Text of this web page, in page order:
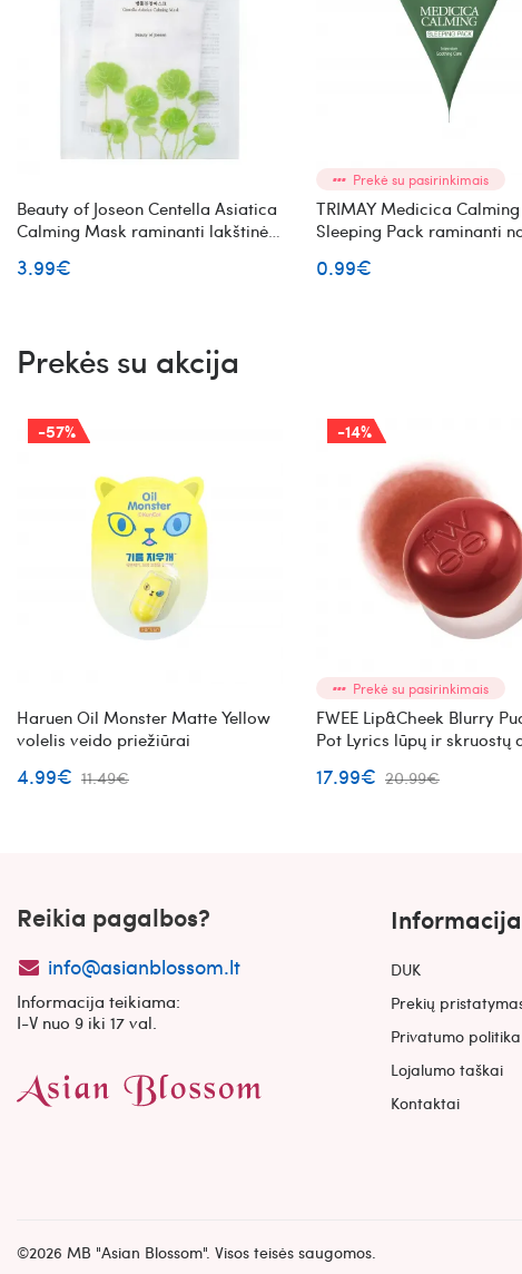
Beauty of Joseon Centella Asiatica
Calming Mask raminanti lakštinė
ekstraktu
3.99€
Prekė su pasirinkimais
TRIMAY Medicica Calming
Sleeping Pack raminanti
0.99€
Prekės su akcija
-57%
Haruen Oil Monster Matte Yellow
volelis veido priežiūrai
4.99€ 11.49€
-14%
Prekė su pasirinkimais
FWEE Lip&Cheek Blurry
Pot Lyrics lūpų ir skruostų
17.99€ 20.99€
Reikia pagalbos?
info@asianblossom.lt
Informacija teikiama:
I-V nuo 9 iki 17 val.
Informacija
DUK
Prekių
Privatumo politika
Lojalumo taškai
Kontaktai
©2026 MB "Asian Blossom". Visos teisės saugomos.